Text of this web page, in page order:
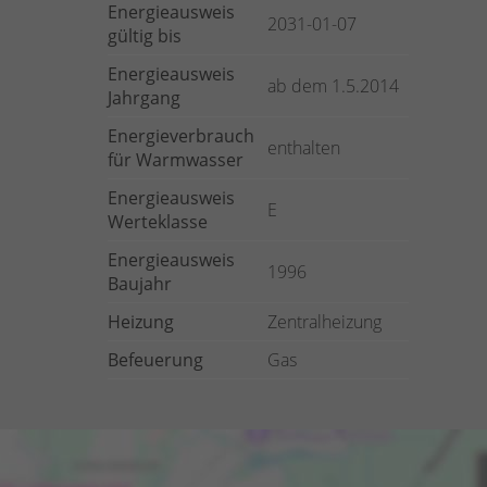
Energieausweis
gültig bis
2031-01-07
Energieausweis
Jahrgang
ab dem 1.5.2014
Energieverbrauch
für Warmwasser
enthalten
Energieausweis
Werteklasse
E
Energieausweis
Baujahr
1996
Heizung
Zentralheizung
Befeuerung
Gas